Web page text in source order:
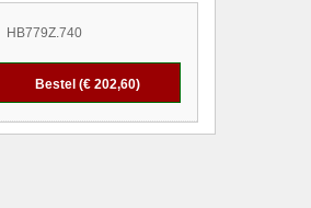
HB779Z.740
Bestel (€ 202,60)